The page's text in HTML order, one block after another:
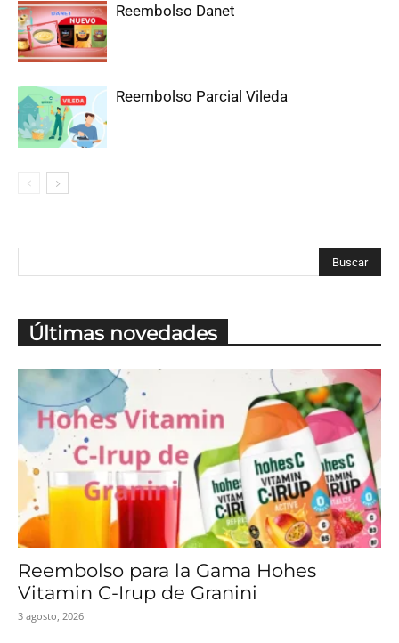
Reembolso Danet
Reembolso Parcial Vileda
Últimas novedades
Reembolso para la Gama Hohes
Vitamin C-Irup de Granini
3 agosto, 2026